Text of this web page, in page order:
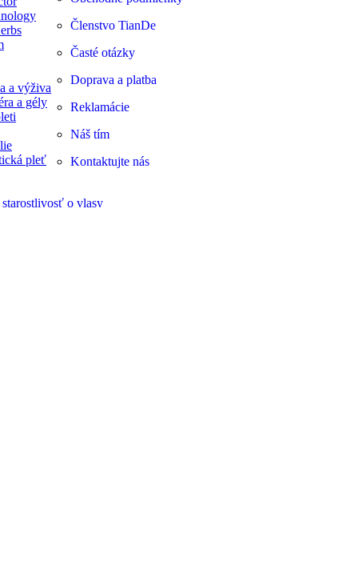
a výživa
a gély
pleť
starostlivosť o vlasy
Členstvo TianDe
Časté otázky
Doprava a platba
Reklamácie
Náš tím
Kontaktujte nás